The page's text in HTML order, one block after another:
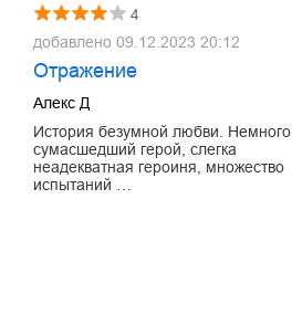
4
добавлено 09.12.2023 20:12
Отражение
Алекс Д
История безумной любви. Немного
сумасшедший герой, слегка
неадекватная героиня, множество
испытаний …